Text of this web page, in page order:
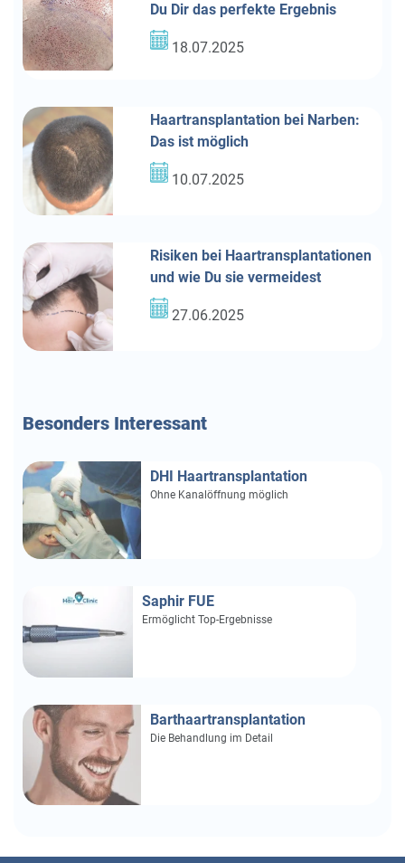
Du Dir das perfekte Ergebnis
18.07.2025
Haartransplantation bei Narben:
Das ist möglich
10.07.2025
Risiken bei Haartransplantationen
und wie Du sie vermeidest
27.06.2025
Besonders Interessant
DHI Haartransplantation
Ohne Kanalöffnung möglich
Saphir FUE
Ermöglicht Top-Ergebnisse
Barthaartransplantation
Die Behandlung im Detail